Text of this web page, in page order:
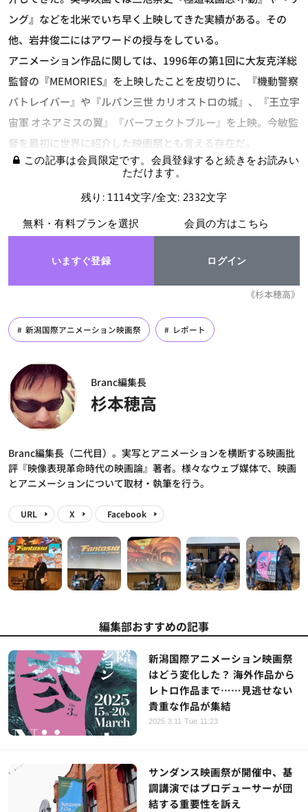
ング』などを北米でいち早く上映してきた実績がある。その
他、岩井俊二にはアワードの授与をしている。
アニメーション作品に関しては、1996年の第1回に大友克洋総
監督の『MEMORIES』を上映したことを皮切りに、『機動警察
パトレイバー』や『ルパン三世 カリオストロの城』、『王立宇
宙軍 オネアミスの翼』『パーフェクトブルー』を上映。今敏監
督を最初に世界に紹介した映画祭とも言える存在だ。
この記事は会員限定です。会員登録すると続きをお読みい
ただけます。
残り: 1114文字/全文: 2332文字
無料・有料プランを選択
いますぐ登録
会員の方はこちら
ログイン
《杉本穂高》
新潟国際アニメーション映画祭 レポート
Branc編集長
杉本穂高
Branc編集長（二代目）。実写とアニメーションを横断する映画批
評『映像表現革命時代の映画論』著者。様々なウェブ媒体で、映画
とアニメーションについて取材・執筆を行う。
URL X Facebook
編集部おすすめの記事
新潟国際アニメーション映画祭
はどう変化した？ 海外作品から
レトロ作品まで……見逃せない
貴重な作品が集結
2025.3.11 Tue 11:23
サンダンス映画祭が開催中、基
調講演ではプロデューサーが団
結する重要性を訴え